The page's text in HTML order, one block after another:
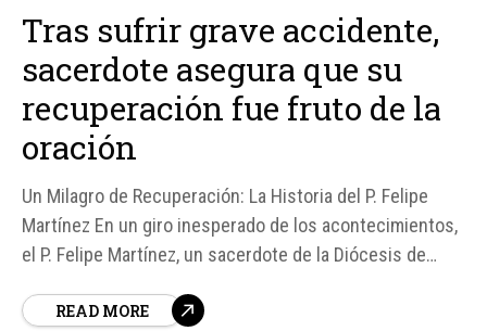
Tras sufrir grave accidente,
sacerdote asegura que su
recuperación fue fruto de la
oración
Un Milagro de Recuperación: La Historia del P. Felipe
Martínez En un giro inesperado de los acontecimientos,
el P. Felipe Martínez, un sacerdote de la Diócesis de
inspiradora historia de recuperación después de sufrir
READ MORE